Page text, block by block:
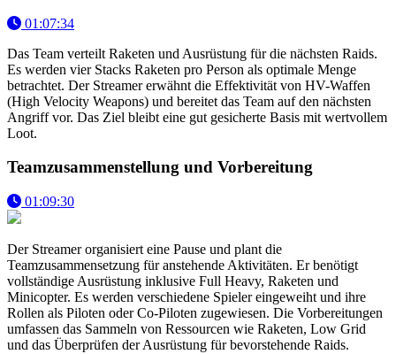
01:07:34
Das Team verteilt Raketen und Ausrüstung für die nächsten Raids.
Es werden vier Stacks Raketen pro Person als optimale Menge
betrachtet. Der Streamer erwähnt die Effektivität von HV-Waffen
(High Velocity Weapons) und bereitet das Team auf den nächsten
Angriff vor. Das Ziel bleibt eine gut gesicherte Basis mit wertvollem
Loot.
Teamzusammenstellung und Vorbereitung
01:09:30
Der Streamer organisiert eine Pause und plant die
Teamzusammensetzung für anstehende Aktivitäten. Er benötigt
vollständige Ausrüstung inklusive Full Heavy, Raketen und
Minicopter. Es werden verschiedene Spieler eingeweiht und ihre
Rollen als Piloten oder Co-Piloten zugewiesen. Die Vorbereitungen
umfassen das Sammeln von Ressourcen wie Raketen, Low Grid
und das Überprüfen der Ausrüstung für bevorstehende Raids.